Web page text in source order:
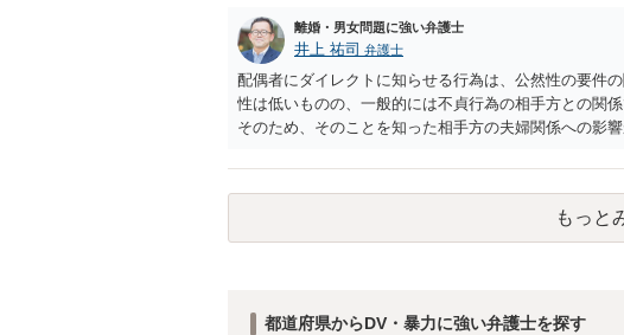
離婚・男女問題に強い弁護士
井上 祐司 弁護士
配偶者にダイレクトに知らせる行為は、公然性の要件
性は低いものの、一般的には不貞行為の相手方との関
そのため、そのことを知った相手方の夫婦関係への影
もっと
都道府県からDV・暴力に強い弁護士を探す